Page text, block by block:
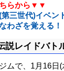
らから▼▼
三世代)イベン
わざを覚える！
説レイドバト
ムで、1月16日